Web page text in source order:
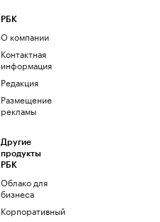
РБК
О компании
Контактная
информация
Редакция
Размещение
рекламы
Другие
продукты
РБК
Облако для
бизнеса
Корпоративный